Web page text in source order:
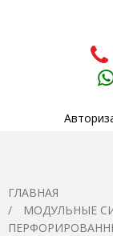
ГЛАВНАЯ
МОДУЛЬНЫЕ